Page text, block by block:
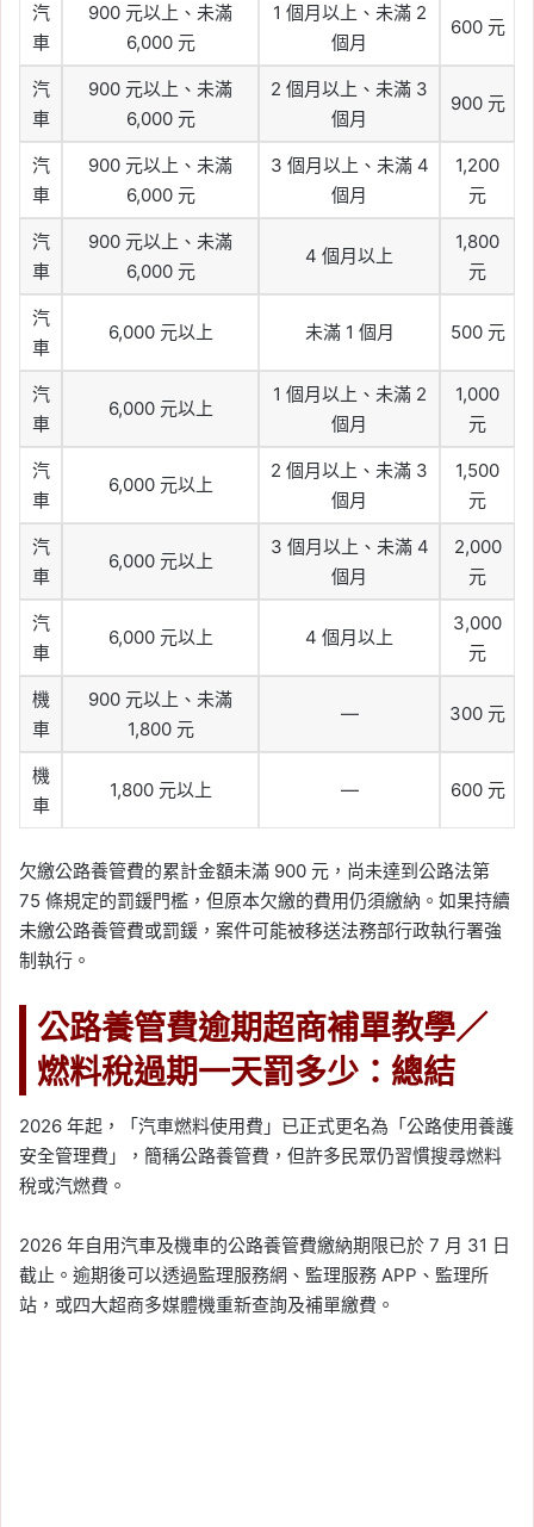
汽
車
900 元以上、未滿
6,000 元
1 個月以上、未滿 2
個月
600 元
汽
車
900 元以上、未滿
6,000 元
2 個月以上、未滿 3
個月
900 元
汽
車
900 元以上、未滿
6,000 元
3 個月以上、未滿 4
個月
1,200
元
汽
車
900 元以上、未滿
6,000 元
4 個月以上
1,800
元
汽
車
6,000 元以上 未滿 1 個月 500 元
汽
車
6,000 元以上
1 個月以上、未滿 2
個月
1,000
元
汽
車
6,000 元以上
2 個月以上、未滿 3
個月
1,500
元
汽
車
6,000 元以上
3 個月以上、未滿 4
個月
2,000
元
汽
車
6,000 元以上 4 個月以上
3,000
元
機
車
900 元以上、未滿
1,800 元
— 300 元
機
車
1,800 元以上 — 600 元
欠繳公路養管費的累計金額未滿 900 元，尚未達到公路法第
75 條規定的罰鍰門檻，但原本欠繳的費用仍須繳納。如果持續
未繳公路養管費或罰鍰，案件可能被移送法務部行政執行署強
制執行。
公路養管費逾期超商補單教學／
燃料稅過期一天罰多少：總結
2026 年起，「汽車燃料使用費」已正式更名為「公路使用養護
安全管理費」，簡稱公路養管費，但許多民眾仍習慣搜尋燃料
稅或汽燃費。
2026 年自用汽車及機車的公路養管費繳納期限已於 7 月 31 日
截止。逾期後可以透過監理服務網、監理服務 APP、監理所
站，或四大超商多媒體機重新查詢及補單繳費。